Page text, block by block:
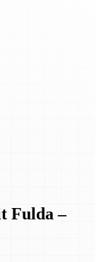
Fulda –